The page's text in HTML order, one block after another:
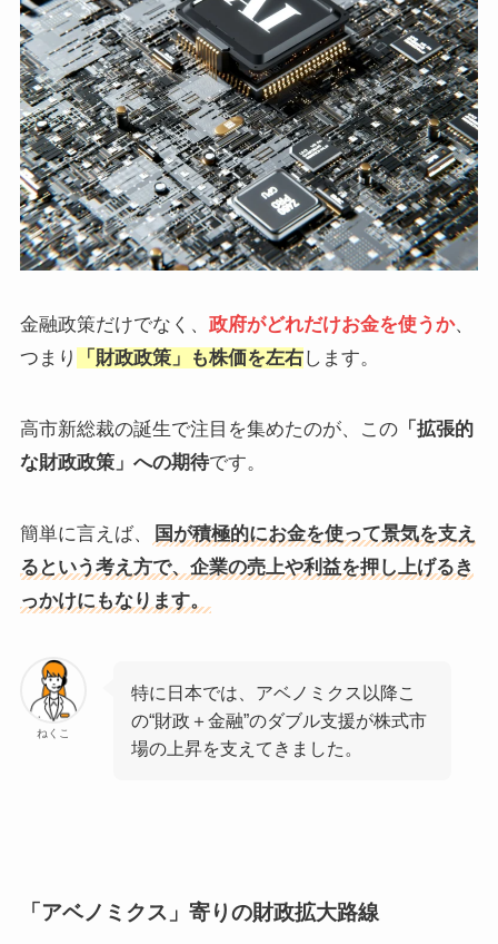
金融政策だけでなく、 政府がどれだけお金を使うか、
つまり
「財政政策」も株価を左右します。
高市新総裁の誕生で注目を集めたのが、この「拡張的
な財政政策」への期待です。
簡単に言えば、
国が積極的にお金を使って景気を支え
るという考え方で、企業の売上や利益を押し上げるき
っかけにもなります。
ねくこ
特に日本では、アベノミクス以降こ
の“財政＋金融”のダブル支援が株式市
場の上昇を支えてきました。
「アベノミクス」寄りの財政拡大路線